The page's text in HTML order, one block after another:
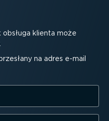
klienta może
na adres e-mail